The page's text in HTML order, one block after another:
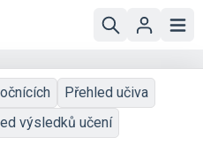
Přehled učiva
výsledků učení